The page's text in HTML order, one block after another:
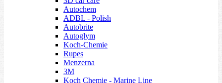
Autochem
ADBL - Polish
Autobrite
Autoglym
Koch-Chemie
Rupes
Menzerna
3M
Koch Chemie - Marine Line